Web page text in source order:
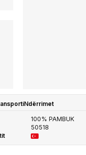
Ndërrimet
100% PAMBUK
50518